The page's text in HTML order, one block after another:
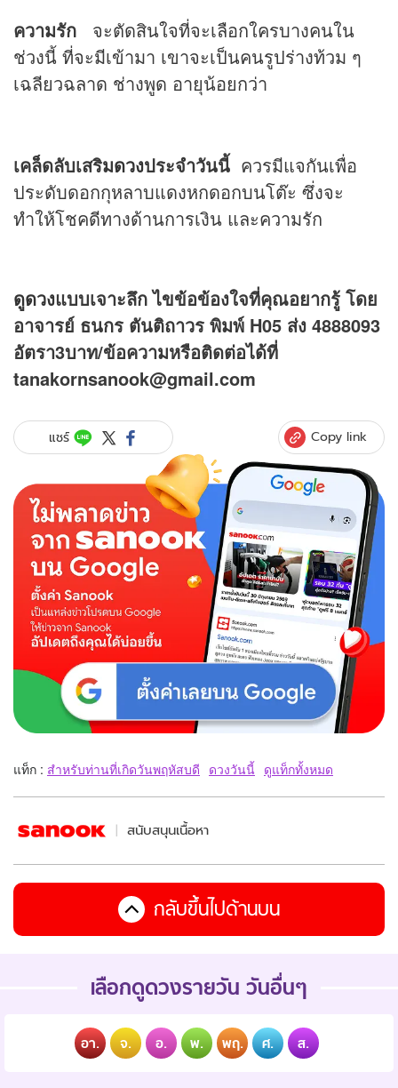
ความรัก จะตัดสินใจที่จะเลือกใครบางคนใน
ช่วงนี้ ที่จะมีเข้ามา เขาจะเป็นคนรูปร่างท้วม ๆ
เฉลียวฉลาด ช่างพูด อายุน้อยกว่า
เคล็ดลับเสริมดวงประจำวันนี้ ควรมีแจกันเพื่อ
ประดับดอกกุหลาบแดงหกดอกบนโต๊ะ ซึ่งจะ
ทำให้โชคดีทางด้านการเงิน และความรัก
ดูดวงแบบเจาะลึก ไขข้อข้องใจที่คุณอยากรู้ โดย
อาจารย์ ธนกร ตันติถาวร พิมพ์ H05 ส่ง 4888093
อัตรา3บาท/ข้อความหรือติดต่อได้ที่
tanakornsanook@gmail.com
แชร์ Copy link
แท็ก : สำหรับท่านที่เกิดวันพฤหัสบดี ดวงวันนี้ ดูแท็กทั้งหมด
สนับสนุนเนื้อหา
กลับขึ้นไปด้านบน
เลือกดูดวงรายวัน วันอื่นๆ
อา. จ. อ. พ. พฤ. ศ. ส.